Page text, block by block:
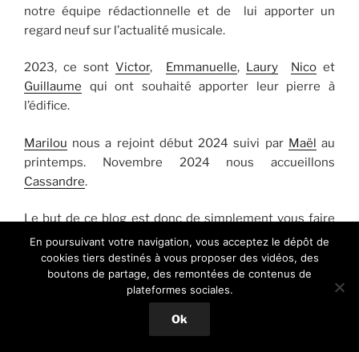
notre équipe rédactionnelle et de lui apporter un
regard neuf sur l’actualité musicale.
2023, ce sontVictor, Emmanuelle, Laury Nicoet
Guillaume qui ont souhaité apporter leur pierre à
l’édifice.
Marilou nous a rejoint début 2024 suivi par Maël au
printemps. Novembre 2024 nous accueillons
Cassandre.
Le but de ce blog est donc de simplement vous faire
partager, découvrir ou redécouvrir nos artistes
préférés, passés ou présents et en devenir…
En poursuivant votre navigation, vous acceptez le dépôt de
cookies tiers destinés à vous proposer des vidéos, des
boutons de partage, des remontées de contenus de
plateformes sociales.
Ok